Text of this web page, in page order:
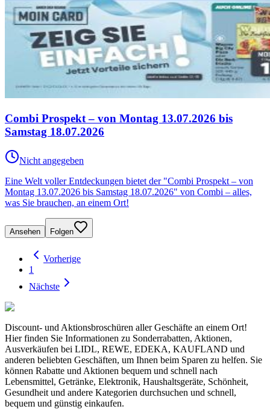
Combi Prospekt – von Montag 13.07.2026 bis
Samstag 18.07.2026
Nicht angegeben
Eine Welt voller Entdeckungen bietet der "Combi Prospekt – von
Montag 13.07.2026 bis Samstag 18.07.2026" von Combi – alles,
was Sie brauchen, an einem Ort!
Ansehen Folgen
Vorherige
1
Nächste
Discount- und Aktionsbroschüren aller Geschäfte an einem Ort!
Hier finden Sie Informationen zu Sonderrabatten, Aktionen,
Ausverkäufen bei LIDL, REWE, EDEKA, KAUFLAND und
anderen beliebten Geschäften, um Ihnen beim Sparen zu helfen. Sie
können Rabatte und Aktionen bequem und schnell nach
Lebensmittel, Getränke, Elektronik, Haushaltsgeräte, Schönheit,
Gesundheit und andere Kategorien durchsuchen und schnell,
bequem und günstig einkaufen.